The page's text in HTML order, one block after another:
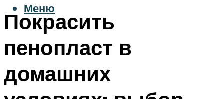
Меню
Покрасить
пенопласт в
домашних